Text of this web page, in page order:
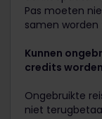
Pas moeten
samen
Kunnen
credits
Ongebruikte
niet